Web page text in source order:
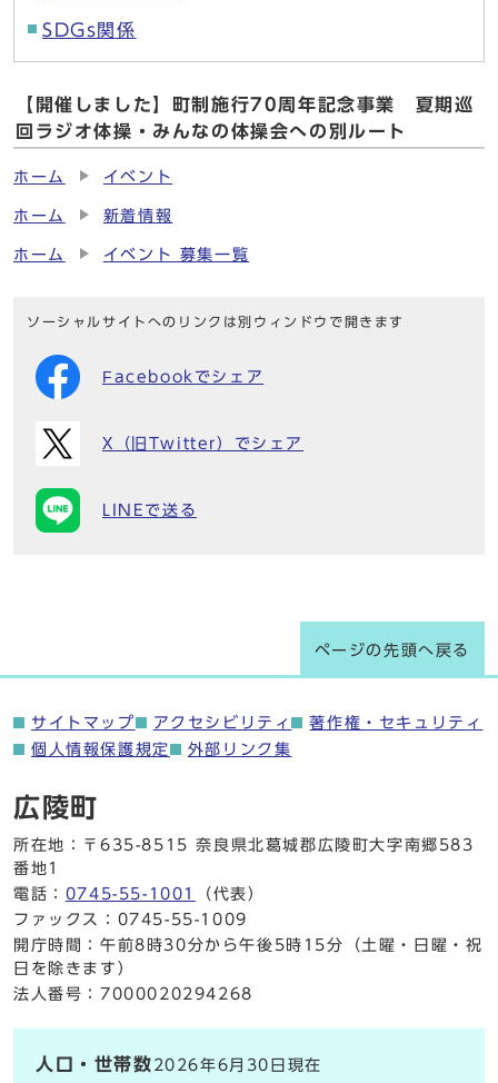
SDGs関係
【開催しました】町制施行70周年記念事業 夏期巡
回ラジオ体操・みんなの体操会への別ルート
ホーム イベント
ホーム 新着情報
ホーム イベント 募集一覧
ソーシャルサイトへのリンクは別ウィンドウで開きます
Facebookでシェア
X（旧Twitter）でシェア
LINEで送る
ページの先頭へ戻る
サイトマップ アクセシビリティ
著作権・セキュリティ
個人情報保護規定
外部リンク集
広陵町
所在地：〒635-8515 奈良県北葛城郡広陵町大字南郷583
番地1
電話： 0745-55-1001
（代表）
ファックス：0745-55-1009
開庁時間：午前8時30分から午後5時15分（土曜・日曜・祝
日を除きます）
法人番号：7000020294268
人口・世帯数 2026年6月30日現在